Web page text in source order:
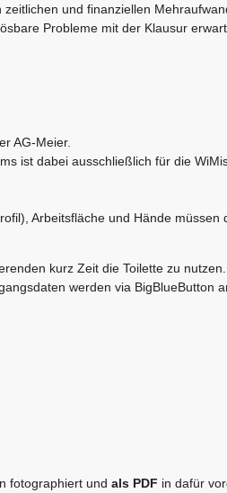
und finanziellen
Probleme mit der Klausur
AG-Meier.
ist dabei ausschließlich für die
Arbeitsfläche und Hände müssen
kurz Zeit die Toilette zu nutzen.
werden via BigBlueButton
fotographiert und als PDF in dafür